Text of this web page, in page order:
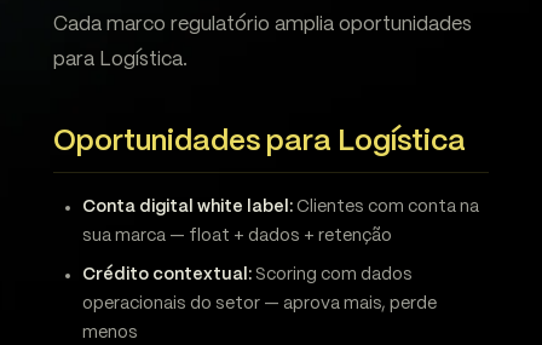
Cada marco regulatório amplia oportunidades
para Logística.
Oportunidades para Logística
Conta digital white label: Clientes com conta na
sua marca — float + dados + retenção
Crédito contextual: Scoring com dados
operacionais do setor — aprova mais, perde
menos